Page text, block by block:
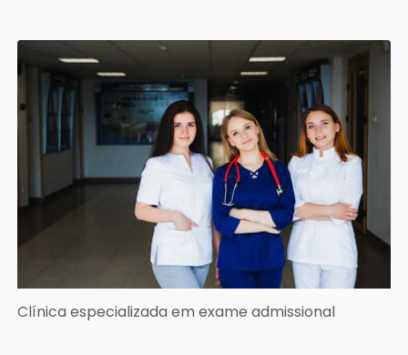
Clínica especializada em exame admissional